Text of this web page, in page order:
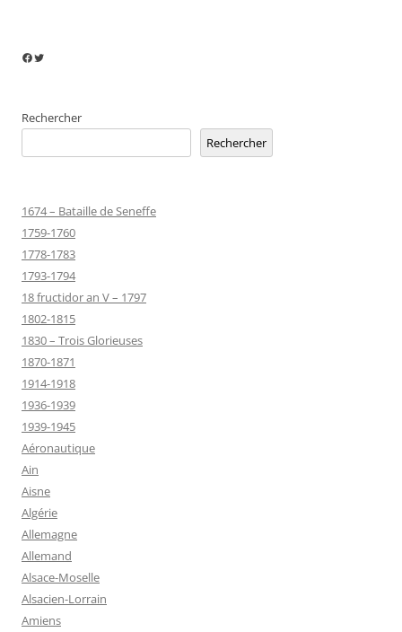
Facebook Twitter
Rechercher
Rechercher
1674 – Bataille de Seneffe
1759-1760
1778-1783
1793-1794
18 fructidor an V – 1797
1802-1815
1830 – Trois Glorieuses
1870-1871
1914-1918
1936-1939
1939-1945
Aéronautique
Ain
Aisne
Algérie
Allemagne
Allemand
Alsace-Moselle
Alsacien-Lorrain
Amiens